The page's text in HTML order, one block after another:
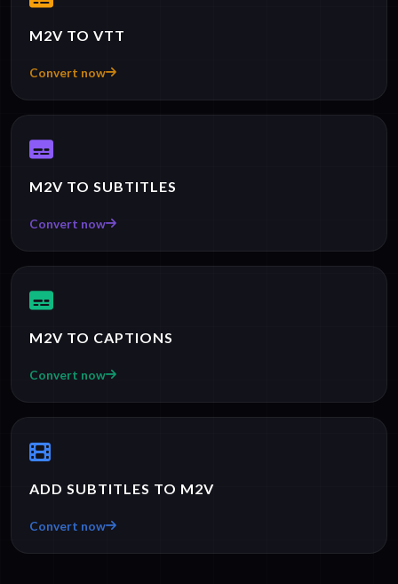
M2V TO VTT
Convert now
M2V TO SUBTITLES
Convert now
M2V TO CAPTIONS
Convert now
ADD SUBTITLES TO M2V
Convert now